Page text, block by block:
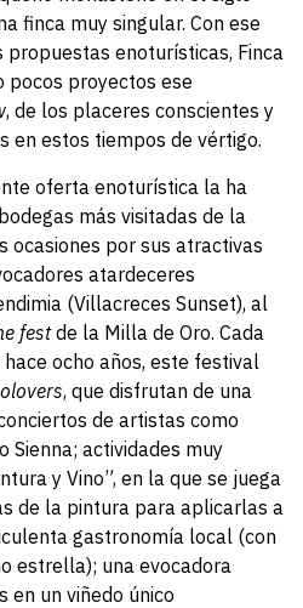
finca muy singular. Con ese
enoturísticas, Finca
pocos proyectos ese
, de los placeres conscientes y
en estos tiempos de vértigo.
oferta enoturística la ha
más visitadas de la
ocasiones por sus atractivas
atardeceres
(Villacreces Sunset), al
festde la Milla de Oro. Cada
ocho años, este festival
, que disfrutan de una
de artistas como
Sienna; actividades muy
y Vino”, en la que se juega
de la pintura para aplicarlas a
gastronomía local (con
estrella); una evocadora
en un viñedo único